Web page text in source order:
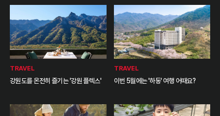
TRAVEL
강원도를 온전히 즐기는 '강원 플렉스'
TRAVEL
이번 5월에는 '하동' 여행 어때요?